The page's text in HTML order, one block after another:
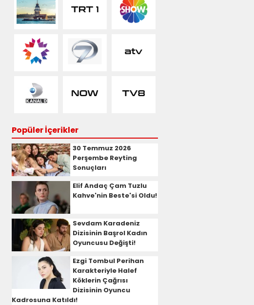
Popüler İçerikler
30 Temmuz 2026
Perşembe Reyting
Sonuçları
Elif Andaç Çam Tuzlu
Kahve'nin Beste'si Oldu!
Sevdam Karadeniz
Dizisinin Başrol Kadın
Oyuncusu Değişti!
Ezgi Tombul Perihan
Karakteriyle Halef
Köklerin Çağrısı
Dizisinin Oyuncu
Kadrosuna Katıldı!